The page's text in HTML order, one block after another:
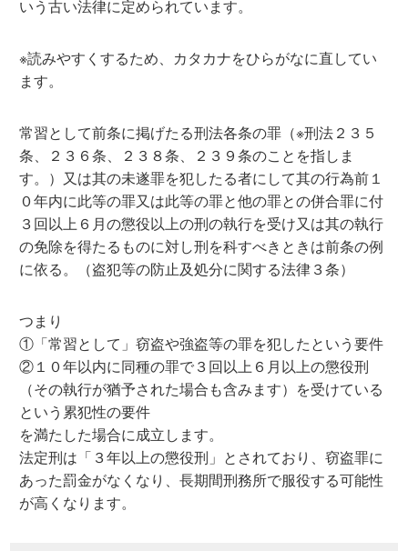
いう古い法律に定められています。
※読みやすくするため、カタカナをひらがなに直してい
ます。
常習として前条に掲げたる刑法各条の罪（※刑法２３５
条、２３６条、２３８条、２３９条のことを指しま
す。）又は其の未遂罪を犯したる者にして其の行為前１
０年内に此等の罪又は此等の罪と他の罪との併合罪に付
３回以上６月の懲役以上の刑の執行を受け又は其の執行
の免除を得たるものに対し刑を科すべきときは前条の例
に依る。（盗犯等の防止及処分に関する法律３条）
つまり
①「常習として」窃盗や強盗等の罪を犯したという要件
②１０年以内に同種の罪で３回以上６月以上の懲役刑
（その執行が猶予された場合も含みます）を受けている
という累犯性の要件
を満たした場合に成立します。
法定刑は「３年以上の懲役刑」とされており、窃盗罪に
あった罰金がなくなり、長期間刑務所で服役する可能性
が高くなります。